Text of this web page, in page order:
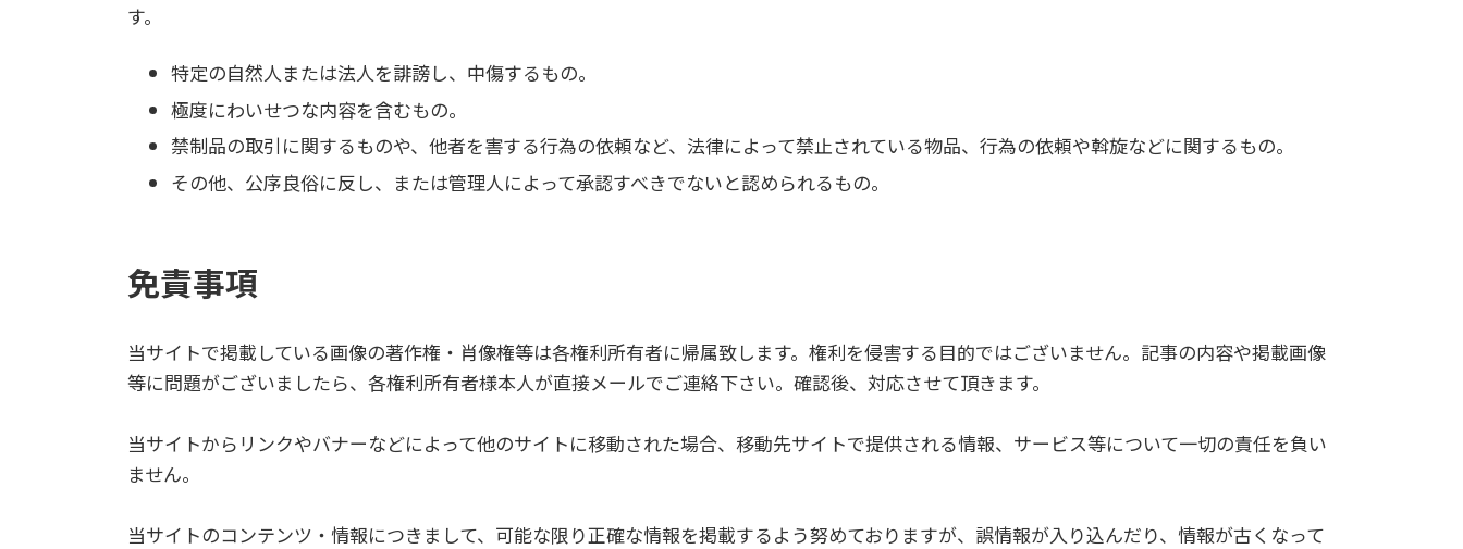
す。
特定の自然人または法人を誹謗し、中傷するもの。
極度にわいせつな内容を含むもの。
禁制品の取引に関するものや、他者を害する行為の依頼など、法律によって禁止されている物品、行為の依頼や斡旋などに関するもの。
その他、公序良俗に反し、または管理人によって承認すべきでないと認められるもの。
免責事項
当サイトで掲載している画像の著作権・肖像権等は各権利所有者に帰属致します。権利を侵害する目的ではございません。記事の内容や掲載画像
等に問題がございましたら、各権利所有者様本人が直接メールでご連絡下さい。確認後、対応させて頂きます。
当サイトからリンクやバナーなどによって他のサイトに移動された場合、移動先サイトで提供される情報、サービス等について一切の責任を負い
ません。
当サイトのコンテンツ・情報につきまして、可能な限り正確な情報を掲載するよう努めておりますが、誤情報が入り込んだり、情報が古くなって